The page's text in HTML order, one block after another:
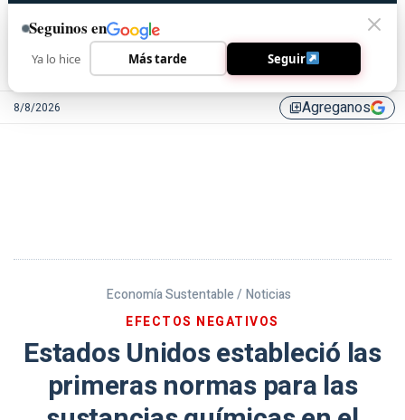
8/8/2026 library_addAgreganos
Economía Sustentable / Noticias
EFECTOS NEGATIVOS
Estados Unidos estableció las
primeras normas para las
Seguinos en
Ya lo hice Más tarde Seguir